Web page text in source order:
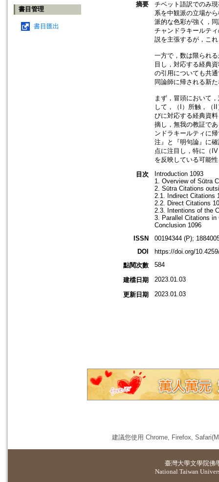
書目管理
書目匯出
摘要
チベット語訳でのみ
系を中観派の立場か
派的な色彩が強く，
チャンドラキールテ
説を主張するが，こ
一方で，数は限られ
目し，対応する経典
の引用についても共
同論師に帰される新
まず，冒頭において
して，（I）所触，（
びに対応する経典資
摘し，無我の教証で
ンドラキールティに
注』と『明句論』に
点に注目し，特に（
を反映している可能
目次
Introduction 1093
1. Overview of Sūtra
2. Sūtra Citations
2.1. Indirect Citations
2.2. Direct Citations
2.3. Intentions of the
3. Parallel Citations in
Conclusion 1096
ISSN
00194344 (P);
DOI
https://doi.org/
點閱次數
584
建檔日期 2023.01.03
更新日期 2023.01.03
建議您使用 Chrome, Firefox,
臺灣大學文學院佛
National Taiwan